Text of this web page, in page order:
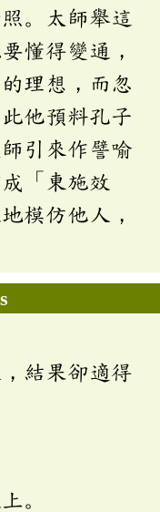
。太師舉這
懂得變通，
理想，而忽
他預料孔子
引來作譬喻
「東施效
模仿他人，
結果卻適得
。